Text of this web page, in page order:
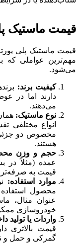
قیمت ماستیک
قیمت ماستیک پلی
مهم‌ترین عواملی که
می‌شود.
کیفیت برند:
دارند اما در
می‌دهند.
نوع ماستیک:
انواع مختلفی
مخصوص دو جزئی
هستند.
حجم و وزن
عمده (مثلاً در
قیمت به
موارد استفاده:
محصول
عنوان مثال،
خودروسازی
واردات یا تولید
قیمت بالاتری
گمرکی و حمل و